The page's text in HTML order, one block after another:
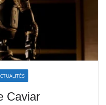
Caviar